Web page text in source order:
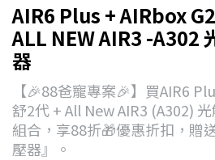
AIR6 Plus + AIRbox
ALL NEW AIR3 -A302
器
【🎉88爸寵專案🎉】買AIR6
舒2代 + All New AIR3 (A302)
組合，享88折🎁優惠折扣，贈
壓器』。